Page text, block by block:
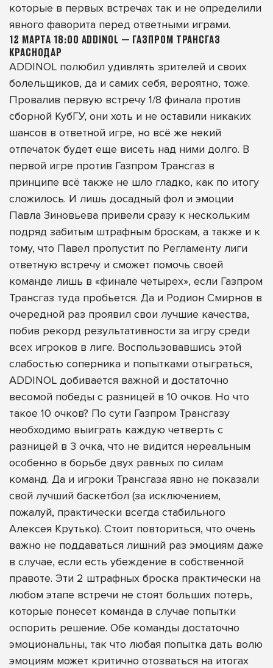
которые в первых встречах так и не определили
явного фаворита перед ответными играми.
12 МАРТА 18:00 ADDINOL — ГАЗПРОМ ТРАНСГАЗ
КРАСНОДАР
ADDINOL полюбил удивлять зрителей и своих
болельщиков, да и самих себя, вероятно, тоже.
Провалив первую встречу 1/8 финала против
сборной КубГУ, они хоть и не оставили никаких
шансов в ответной игре, но всё же некий
отпечаток будет еще висеть над ними долго. В
первой игре против Газпром Трансгаз в
принципе всё также не шло гладко, как по итогу
сложилось. И лишь досадный фол и эмоции
Павла Зиновьева привели сразу к нескольким
подряд забитым штрафным броскам, а также и к
тому, что Павел пропустит по Регламенту лиги
ответную встречу и сможет помочь своей
команде лишь в «финале четырех», если Газпром
Трансгаз туда пробьется. Да и Родион Смирнов в
очередной раз проявил свои лучшие качества,
побив рекорд результативности за игру среди
всех игроков в лиге. Воспользовавшись этой
слабостью соперника и попытками отыграться,
ADDINOL добивается важной и достаточно
весомой победы с разницей в 10 очков. Но что
такое 10 очков? По сути Газпром Трансгазу
необходимо выиграть каждую четверть с
разницей в 3 очка, что не видится нереальным
особенно в борьбе двух равных по силам
команд. Да и игроки Трансгаза явно не показали
свой лучший баскетбол (за исключением,
пожалуй, практически всегда стабильного
Алексея Крутько). Стоит повториться, что очень
важно не поддаваться лишний раз эмоциям даже
в случае, если есть убеждение в собственной
правоте. Эти 2 штрафных броска практически на
любом этапе встречи не стоят больших потерь,
которые понесет команда в случае попытки
оспорить решение. Обе команды достаточно
эмоциональны, так что любая попытка дать волю
эмоциям может критично отозваться на итогах